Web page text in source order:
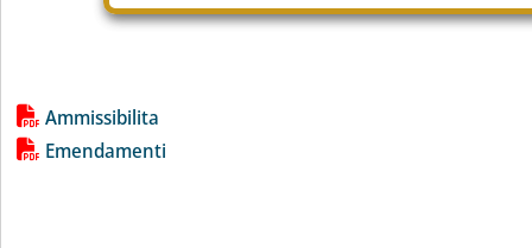
Lista allegati PDF alla notizia
Ammissibilita
Emendamenti